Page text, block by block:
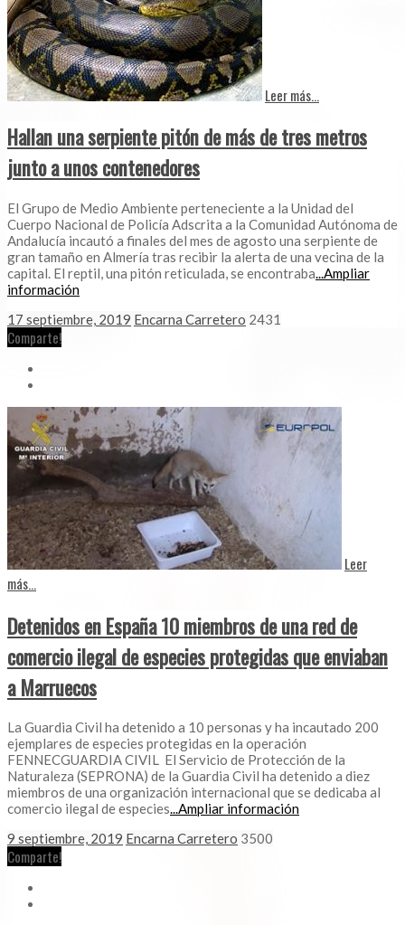
Leer más...
Hallan una serpiente pitón de más de tres metros
junto a unos contenedores
El Grupo de Medio Ambiente perteneciente a la Unidad del
Cuerpo Nacional de Policía Adscrita a la Comunidad Autónoma de
Andalucía incautó a finales del mes de agosto una serpiente de
gran tamaño en Almería tras recibir la alerta de una vecina de la
capital. El reptil, una pitón reticulada, se encontraba...Ampliar
información
17 septiembre, 2019 Encarna Carretero 2431
Comparte!
Leer
más...
Detenidos en España 10 miembros de una red de
comercio ilegal de especies protegidas que enviaban
a Marruecos
La Guardia Civil ha detenido a 10 personas y ha incautado 200
ejemplares de especies protegidas en la operación
FENNECGUARDIA CIVIL El Servicio de Protección de la
Naturaleza (SEPRONA) de la Guardia Civil ha detenido a diez
miembros de una organización internacional que se dedicaba al
comercio ilegal de especies...Ampliar información
9 septiembre, 2019 Encarna Carretero 3500
Comparte!